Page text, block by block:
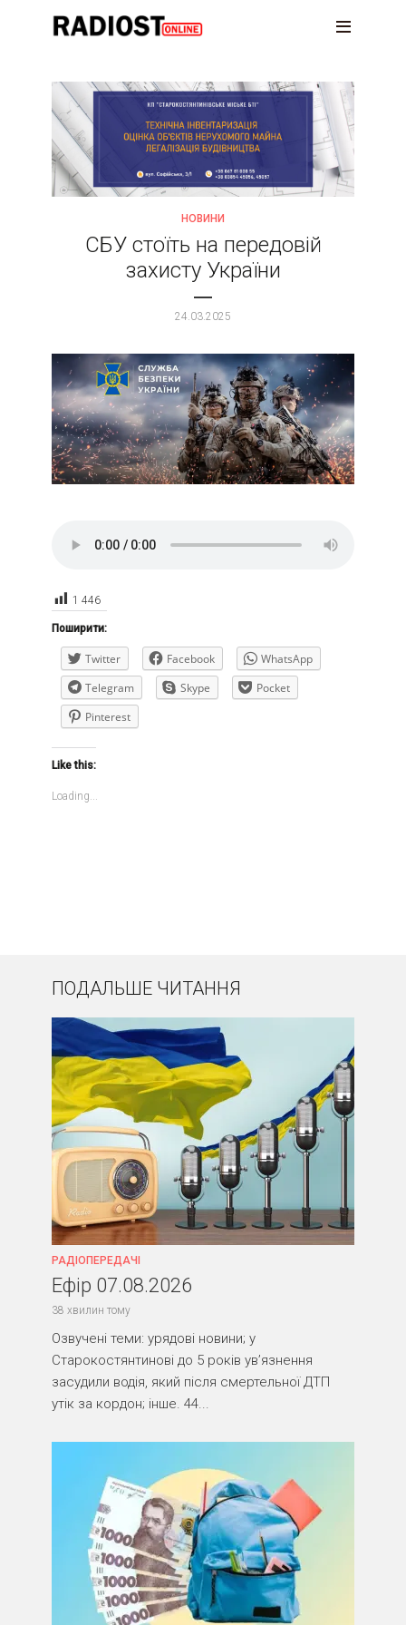
НОВИНИ
СБУ стоїть на передовій
захисту України
24.03.2025
1 446
Поширити:
Twitter Facebook
WhatsApp
Telegram
Skype
Pocket
Pinterest
Like this:
Loading...
ПОДАЛЬШЕ ЧИТАННЯ
РАДІОПЕРЕДАЧІ
Ефір 07.08.2026
38 хвилин тому
Озвучені теми: урядові новини; у
Старокостянтинові до 5 років ув’язнення
засудили водія, який після смертельної ДТП
утік за кордон; інше. 44...